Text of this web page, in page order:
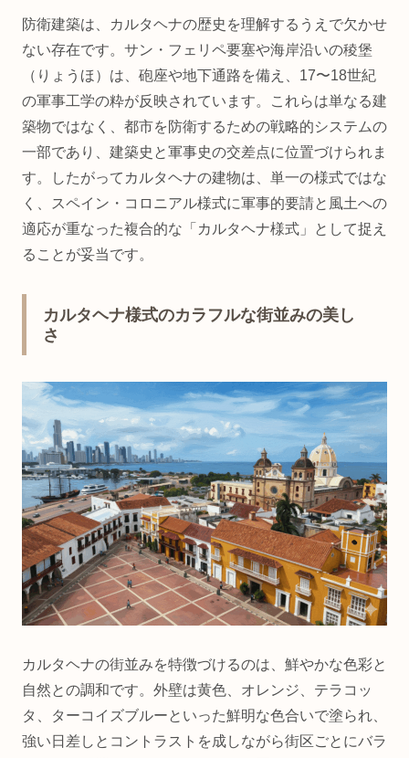
防衛建築は、カルタヘナの歴史を理解するうえで欠かせ
ない存在です。サン・フェリペ要塞や海岸沿いの稜堡
（りょうほ）は、砲座や地下通路を備え、17〜18世紀
の軍事工学の粋が反映されています。これらは単なる建
築物ではなく、都市を防衛するための戦略的システムの
一部であり、建築史と軍事史の交差点に位置づけられま
す。したがってカルタヘナの建物は、単一の様式ではな
く、スペイン・コロニアル様式に軍事的要請と風土への
適応が重なった複合的な「カルタヘナ様式」として捉え
ることが妥当です。
カルタヘナ様式のカラフルな街並みの美し
さ
カルタヘナの街並みを特徴づけるのは、鮮やかな色彩と
自然との調和です。外壁は黄色、オレンジ、テラコッ
タ、ターコイズブルーといった鮮明な色合いで塗られ、
強い日差しとコントラストを成しながら街区ごとにバラ